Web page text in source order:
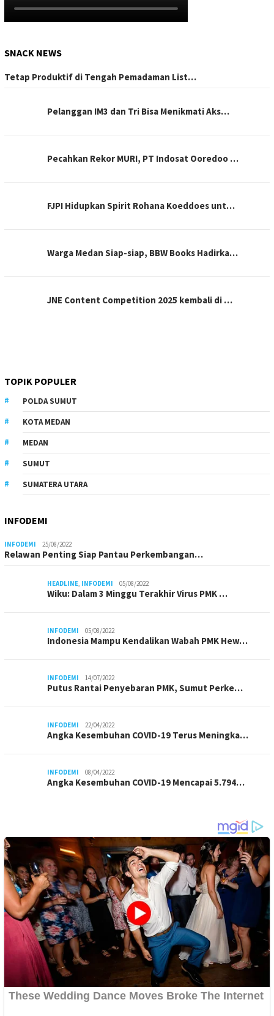
SNACK NEWS
Tetap Produktif di Tengah Pemadaman List…
Pelanggan IM3 dan Tri Bisa Menikmati Aks…
Pecahkan Rekor MURI, PT Indosat Ooredoo …
FJPI Hidupkan Spirit Rohana Koeddoes unt…
Warga Medan Siap-siap, BBW Books Hadirka…
JNE Content Competition 2025 kembali di …
TOPIK POPULER
POLDA SUMUT
KOTA MEDAN
MEDAN
SUMUT
SUMATERA UTARA
INFODEMI
INFODEMI 25/08/2022
Relawan Penting Siap Pantau Perkembangan…
HEADLINE, INFODEMI 05/08/2022
Wiku: Dalam 3 Minggu Terakhir Virus PMK …
INFODEMI 05/08/2022
Indonesia Mampu Kendalikan Wabah PMK Hew…
INFODEMI 14/07/2022
Putus Rantai Penyebaran PMK, Sumut Perke…
INFODEMI 22/04/2022
Angka Kesembuhan COVID-19 Terus Meningka…
INFODEMI 08/04/2022
Angka Kesembuhan COVID-19 Mencapai 5.794…